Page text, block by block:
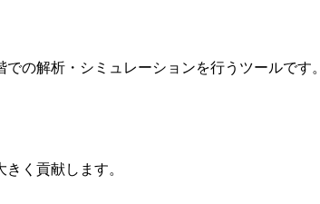
の解析・シミュレーションを行うツールです。
く貢献します。